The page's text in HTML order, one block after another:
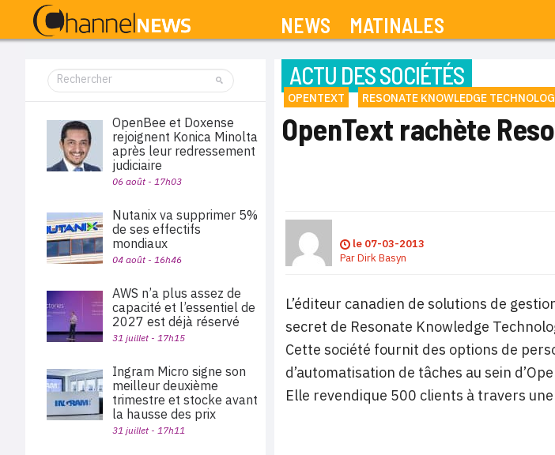
NEWS MATINALES
ACTU DES SOCIÉTÉS
OPENTEXT RESONATE KNOWLEDGE
OpenText rachète
le 07-03-2013
ParDirk Basyn
L’éditeur canadien de solutions de
secret de Resonate Knowledge
Cette société fournit des options de
d’automatisation de tâches au sein
Elle revendique 500 clients à travers
OpenBee et Doxense
rejoignent Konica Minolta
après leur redressement
judiciaire
06 août - 17h03
Nutanix va supprimer 5%
de ses effectifs
mondiaux
04 août - 16h46
AWS n’a plus assez de
capacité et l’essentiel de
2027 est déjà réservé
31 juillet - 17h15
Ingram Micro signe son
meilleur deuxième
trimestre et stocke avant
la hausse des prix
31 juillet - 17h11